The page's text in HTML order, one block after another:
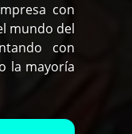
con
mundo del
con
la mayoría